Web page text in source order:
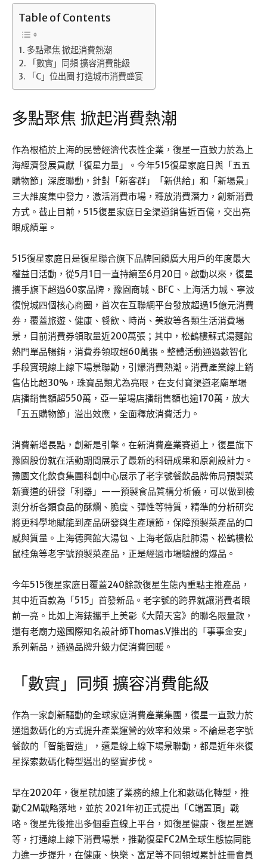
Table of Contents
多點聚焦 掀起消費熱潮
「數實」同頻 擴容消費能級
「C」位出圈 打造城市消費盛宴
多點聚焦 掀起消費熱潮
作為根植於上海的民營經濟代表性企業，復星一直致力於為上
海經濟發展貢獻「復星力量」。今年515復星家庭日與「五五
購物節」深度聯動，針對「新客群」「新供給」和「新場景」
三大維度集中發力，激活消費市場，釋放消費潛力，創新消費
方式。截止目前，515復星家庭日全渠道銷售近百億，交出亮
眼成績單。
515復星家庭日是復星聯合旗下品牌回饋廣大用戶的年度最大
權益日活動，從5月1日一直持續至6月20日。啟動以來，復星
攜手旗下超過60家品牌，豫園商城、BFC、上海活力城、寧波
復悅城四個核心商圈，首次在互聯網平台發放超過15億元消費
券，覆蓋旅遊、健康、餐飲、時尚、美妝等各類生活消費場
景，目前消費券領取量近200萬張；其中，松鶴樓蘇式湯麵館
熱門單品暢銷，消費券領取超60萬張。整體活動通過數智化
手段實現線上線下場景聯動，引爆消費熱潮。消費產業線上銷
售佔比超30%，珠寶品類尤為亮眼，在支付寶渠道老廟單場
店播銷售額超550萬，亞一單場店播銷售額也逾170萬，放大
「五五購物節」溢出效應，全面釋放消費活力。
消費新增長點，創新是引擎。在新消費產業賽道上，復星旗下
豫園股份就在活動期間展示了最新的科研成果和原創設計力。
豫園文化飲食集團科創中心展示了老字號餐飲品牌佈局預製菜
新賽道的研發「利器」——預製食品質構分析儀，可以做到檢
測分析各類食品的酥爛、脆度、彈性等特質，精準的分析研究
將更科學地賦能到產品研發與生產環節，保障預製菜產品的口
感與質量。上海德興館大湯包、上海老飯店肚肺湯、松鶴樓松
鼠桂魚等老字號預製菜產品，正是經過市場驗證的爆品。
今年515復星家庭日覆蓋240餘款復星生態內重點主推產品，
其中近百款為「515」首發新品。老字號的跨界就讓消費者眼
前一亮。比如上海錶攜手上美影《大鬧天宮》的聯名限量款，
還有老廟力邀國際知名設計師Thomas.V推出的「事事金安」
系列新品，通過品牌升級力促消費回暖。
「數實」同頻 擴容消費能級
作為一家創新驅動的全球家庭消費產業集團，復星一直致力於
通過數碼化的方式提升產業運營的效率和效果。不論是老字號
餐飲的「智能智造」，還是線上線下場景聯動，都是近年來復
星探索數碼化轉型邁出的堅實步伐。
早在2020年，復星就加速了業務的線上化和數碼化轉型，推
動C2M戰略落地，並於 2021年初正式提出「C端置頂」戰
略。復星先後推出多個垂直線上平台，如復星健康、復星星選
等，打通線上線下消費場景，推動復星FC2M全球生態協同能
力進一步提升，在健康、快樂、富足等不同領域累計註冊會員